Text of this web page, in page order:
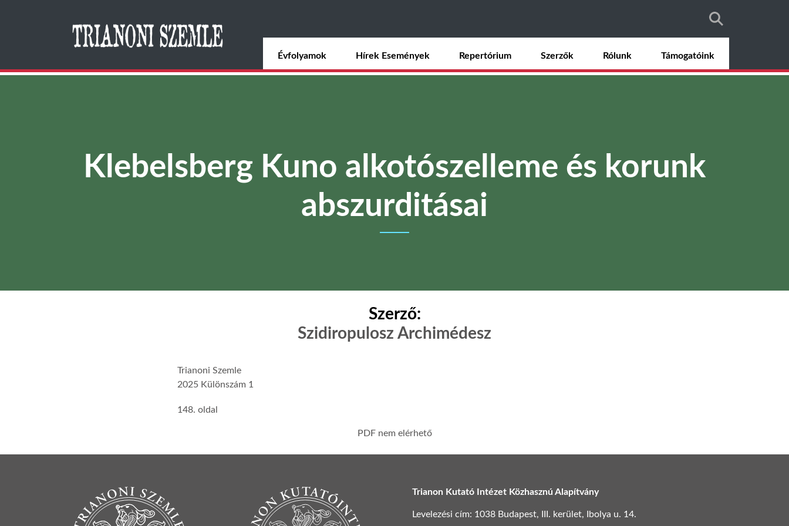
tartalomra
Évfolyamok Hírek Események Repertórium Szerzők Rólunk Támogatóink
Klebelsberg Kuno alkotószelleme és korunk
abszurditásai
Szerző:
Szidiropulosz Archimédesz
Trianoni Szemle
2025 Különszám 1
148. oldal
PDF nem elérhető
Trianon Kutató Intézet Közhasznú Alapítvány
Levelezési cím: 1038 Budapest, III. kerület, Ibolya u. 14.